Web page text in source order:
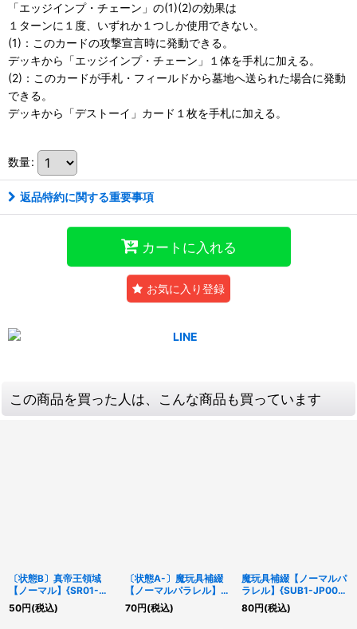
「エッジインプ・チェーン」の(1)(2)の効果は
１ターンに１度、いずれか１つしか使用できない。
(1)：このカードの攻撃宣言時に発動できる。
デッキから「エッジインプ・チェーン」１体を手札に加える。
(2)：このカードが手札・フィールドから墓地へ送られた場合に発動
できる。
デッキから「デストーイ」カード１枚を手札に加える。
数量:
返品特約に関する重要事項
カートに入れる
お気に入り登録
この商品を買った人は、こんな商品も買っています
〔状態B〕真帝王領域
【ノーマル】{SR01-
JP024}《魔法》
50円(税込)
〔状態A-〕魔玩具補綴
【ノーマルパラレル】
{SUB1-JP008}《魔法》
70円(税込)
魔玩具補綴【ノーマルパ
ラレル】{SUB1-JP008}
《魔法》
80円(税込)